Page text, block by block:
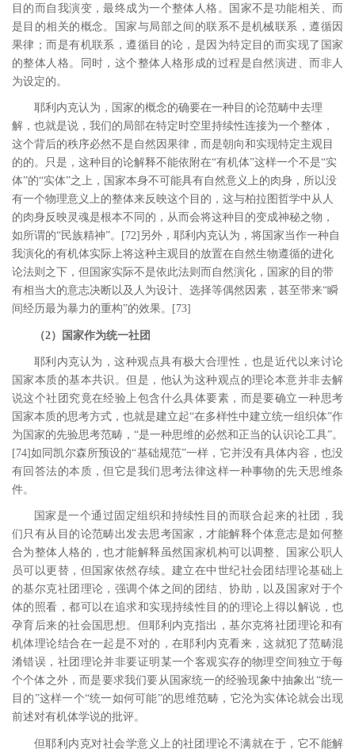
目的而自我演变，最终成为一个整体人格。国家不是功能相关、而
是目的相关的概念。国家与局部之间的联系不是机械联系，遵循因
果律；而是有机联系，遵循目的论，是因为特定目的而实现了国家
的整体人格。同时，这个整体人格形成的过程是自然演进、而非人
为设定的。
耶利内克认为，国家的概念的确要在一种目的论范畴中去理
解，也就是说，我们的局部在特定时空里持续性连接为一个整体，
这个背后的秩序必然不是自然因果律，而是朝向和实现特定主观目
的的。只是，这种目的论解释不能依附在“有机体”这样一个不是“实
体”的“实体”之上，国家本身不可能具有自然意义上的肉身，所以没
有一个物理意义上的整体来反映这个目的，这与柏拉图哲学中从人
的肉身反映灵魂是根本不同的，从而会将这种目的变成神秘之物，
如所谓的“民族精神”。
[72] 另外，耶利内克认为，将国家当作一种自
我演化的有机体实际上将这种主观目的放置在自然生物遵循的进化
论法则之下，但国家实际不是依此法则而自然演化，国家的目的带
有相当大的意志决断以及人为设计、选择等偶然因素，甚至带来“瞬
间经历最为暴力的重构”的效果。
[73]
（2）国家作为统一社团
耶利内克认为，这种观点具有极大合理性，也是近代以来讨论
国家本质的基本共识。但是，他认为这种观点的理论本意并非去解
说这个社团究竟在经验上包含什么具体要素，而是要确立一种思考
国家本质的思考方式，也就是建立起“在多样性中建立统一组织体”作
为国家的先验思考范畴，“是一种思维的必然和正当的认识论工具”。
[74]如同凯尔森所预设的“基础规范”一样，它并没有具体内容，也没
有回答法的本质，但它是我们思考法律这样一种事物的先天思维条
件。
国家是一个通过固定组织和持续性目的而联合起来的社团，我
们只有从目的论范畴出发去思考国家，才能解释个体意志是如何整
合为整体人格的，也才能解释虽然国家机构可以调整、国家公职人
员可以更替，但国家依然存续。建立在中世纪社会团结理论基础上
的基尔克社团理论，强调个体之间的团结、协助，以及国家对于个
体的照看，都可以在追求和实现持续性目的的理论上得以解说，也
孕育后来的社会国思想。但耶利内克指出，基尔克将社团理论和有
机体理论结合在一起是不对的，在耶利内克看来，这就犯了范畴混
淆错误，社团理论并非要证明某一个客观实存的物理空间独立于每
个个体之外，而是要求我们要从国家统一的经验现象中抽象出 “统一
目的”这样一个“统一如何可能”的思维范畴，它沦为实体论就会出现
前述对有机体学说的批评。
但耶利内克对社会学意义上的社团理论不满就在于，它不能解